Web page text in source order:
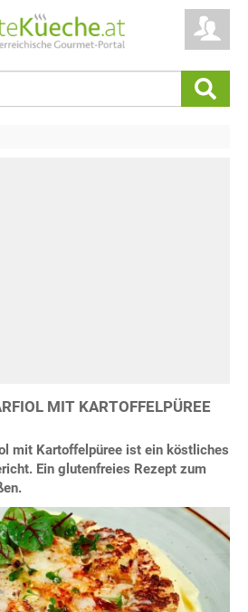
MIT KARTOFFELPÜREE
mit Kartoffelpüree ist ein köstliches
Ein glutenfreies Rezept zum